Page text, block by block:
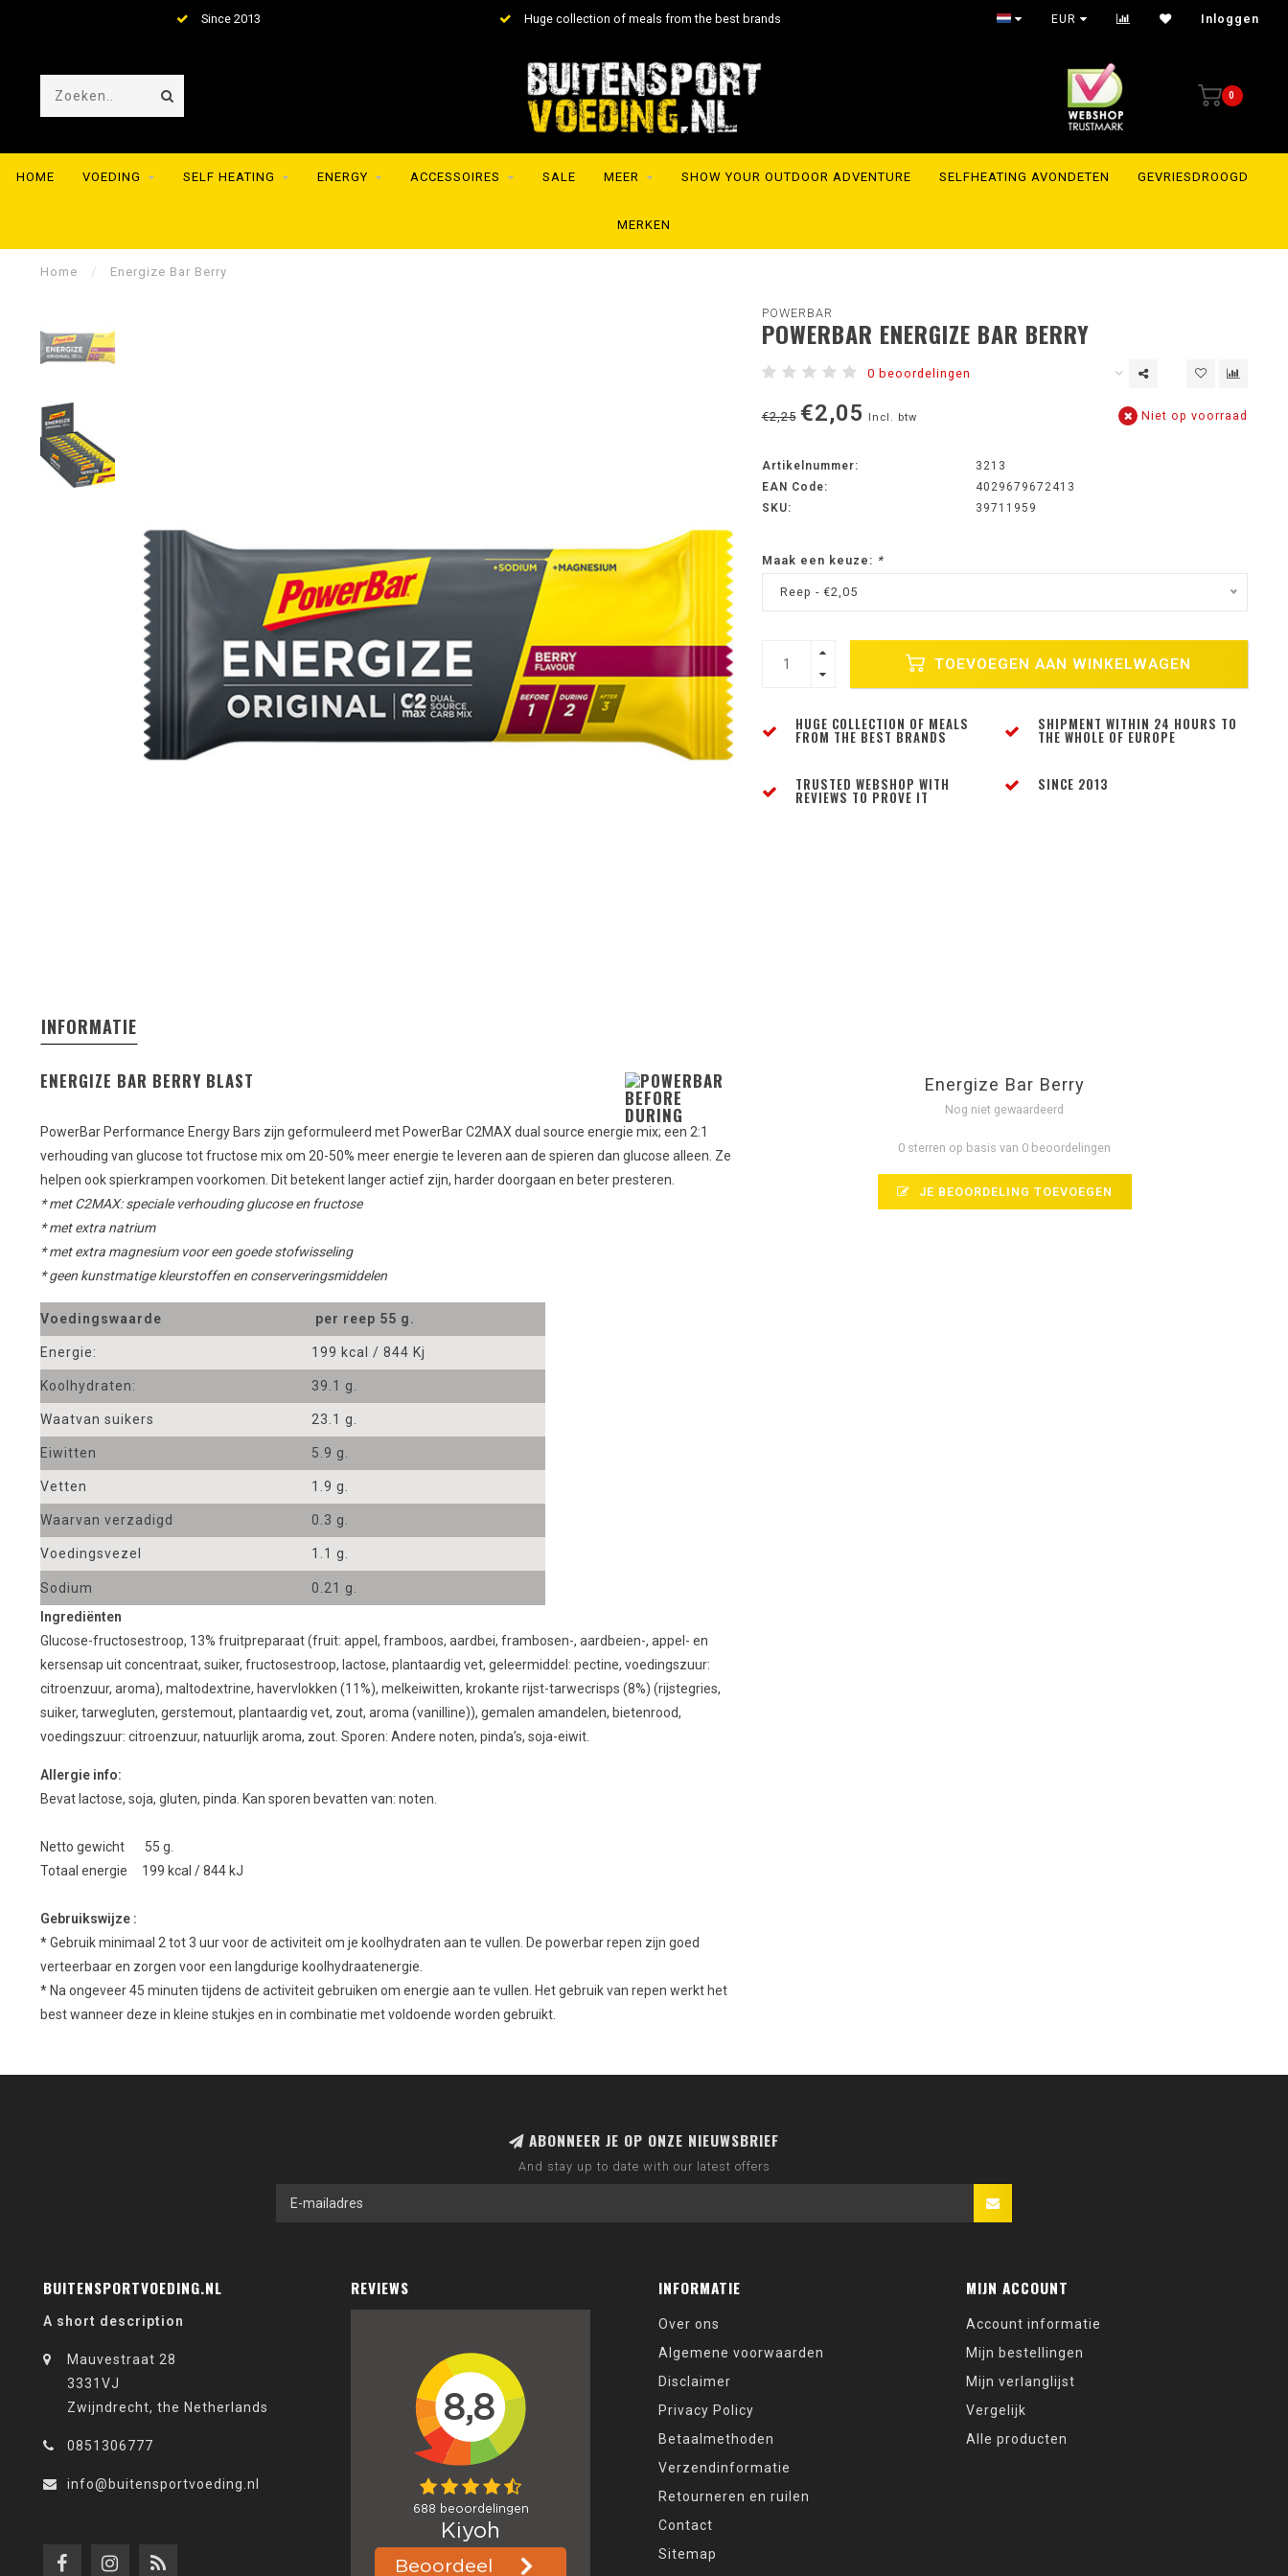
Since 2013 Huge collection of meals from the best brands Shipment within 24 hours to the whole of Europe
EUR Inloggen
0
HOME VOEDING SELF HEATING ENERGY ACCESSOIRES SALE MEER SHOW YOUR OUTDOOR ADVENTURE SELFHEATING AVONDETEN GEVRIESDROOGD
MERKEN
Home / Energize Bar Berry
POWERBAR
POWERBAR ENERGIZE BAR BERRY
0 beoordelingen
€2,25 €2,05 Incl. btw Niet op voorraad
Artikelnummer:
3213
EAN Code:
4029679672413
SKU:
39711959
Maak een keuze: *
Reep - €2,05
TOEVOEGEN AAN WINKELWAGEN
HUGE COLLECTION OF MEALS
FROM THE BEST BRANDS
SHIPMENT WITHIN 24 HOURS TO
THE WHOLE OF EUROPE
TRUSTED WEBSHOP WITH
REVIEWS TO PROVE IT
SINCE 2013
INFORMATIE
ENERGIZE BAR BERRY BLAST
PowerBar Performance Energy Bars zijn geformuleerd met PowerBar C2MAX dual source energie mix; een 2:1
verhouding van glucose tot fructose mix om 20-50% meer energie te leveren aan de spieren dan glucose alleen. Ze
helpen ook spierkrampen voorkomen. Dit betekent langer actief zijn, harder doorgaan en beter presteren.
* met C2MAX: speciale verhouding glucose en fructose
* met extra natrium
* met extra magnesium voor een goede stofwisseling
* geen kunstmatige kleurstoffen en conserveringsmiddelen
Voedingswaarde per reep 55 g.
Energie: 199 kcal / 844 Kj
Koolhydraten: 39.1 g.
Waatvan suikers 23.1 g.
Eiwitten 5.9 g.
Vetten 1.9 g.
Waarvan verzadigd 0.3 g.
Voedingsvezel 1.1 g.
Sodium
0.21 g.
Ingrediënten
Glucose-fructosestroop, 13% fruitpreparaat (fruit: appel, framboos, aardbei, frambosen-, aardbeien-, appel- en
kersensap uit concentraat, suiker, fructosestroop, lactose, plantaardig vet, geleermiddel: pectine, voedingszuur:
citroenzuur, aroma), maltodextrine, havervlokken (11%), melkeiwitten, krokante rijst-tarwecrisps (8%) (rijstegries,
suiker, tarwegluten, gerstemout, plantaardig vet, zout, aroma (vanilline)), gemalen amandelen, bietenrood,
voedingszuur: citroenzuur, natuurlijk aroma, zout. Sporen: Andere noten, pinda’s, soja-eiwit.
Allergie info:
Bevat lactose, soja, gluten, pinda. Kan sporen bevatten van: noten.
Netto gewicht 55 g.
Totaal energie 199 kcal / 844 kJ
Gebruikswijze :
* Gebruik minimaal 2 tot 3 uur voor de activiteit om je koolhydraten aan te vullen. De powerbar repen zijn goed
verteerbaar en zorgen voor een langdurige koolhydraatenergie.
* Na ongeveer 45 minuten tijdens de activiteit gebruiken om energie aan te vullen. Het gebruik van repen werkt het
best wanneer deze in kleine stukjes en in combinatie met voldoende worden gebruikt.
Energize Bar Berry
Nog niet gewaardeerd
0 sterren op basis van 0 beoordelingen
JE BEOORDELING TOEVOEGEN
ABONNEER JE OP ONZE NIEUWSBRIEF
And stay up to date with our latest offers
BUITENSPORTVOEDING.NL
A short description
Mauvestraat 28
3331VJ
Zwijndrecht, the Netherlands
0851306777
info@buitensportvoeding.nl
REVIEWS INFORMATIE
Over ons
Algemene voorwaarden
Disclaimer
Privacy Policy
Betaalmethoden
Verzendinformatie
Retourneren en ruilen
Contact
Sitemap
MIJN ACCOUNT
Account informatie
Mijn bestellingen
Mijn verlanglijst
Vergelijk
Alle producten